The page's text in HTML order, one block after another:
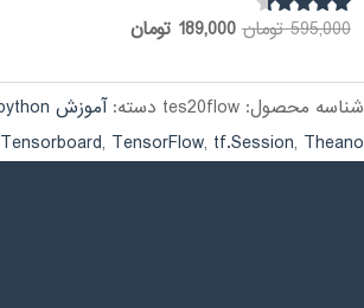
نمره
595,000 تومان قیمت
595,000 تومان
بود.
189,000 تومان
189,000 تومان.
شناسه محصول:tes20flow دسته:آموزش python
Tensorboard, TensorFlow, tf.Session, Theano